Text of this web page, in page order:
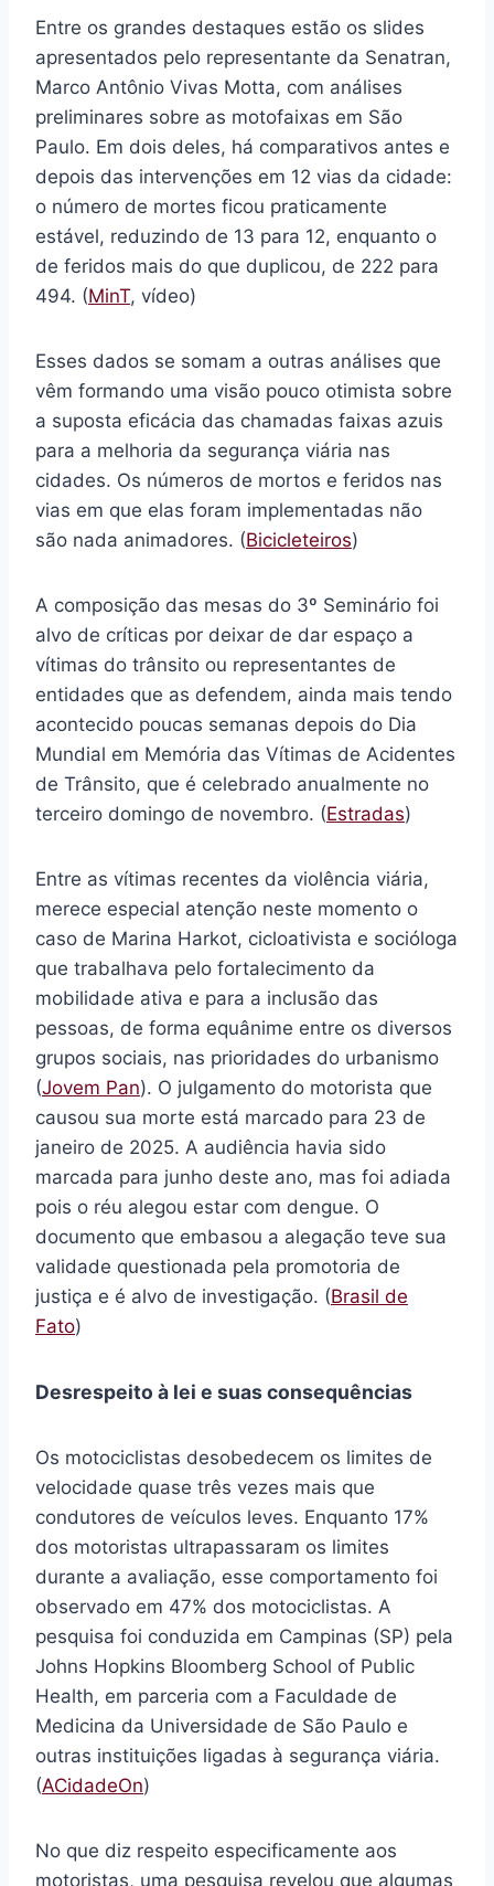
Entre os grandes destaques estão os slides
apresentados pelo representante da Senatran,
Marco Antônio Vivas Motta, com análises
preliminares sobre as motofaixas em São
Paulo. Em dois deles, há comparativos antes e
depois das intervenções em 12 vias da cidade:
o número de mortes ficou praticamente
estável, reduzindo de 13 para 12, enquanto o
de feridos mais do que duplicou, de 222 para
494. (MinT, vídeo)
Esses dados se somam a outras análises que
vêm formando uma visão pouco otimista sobre
a suposta eficácia das chamadas faixas azuis
para a melhoria da segurança viária nas
cidades. Os números de mortos e feridos nas
vias em que elas foram implementadas não
são nada animadores. (Bicicleteiros)
A composição das mesas do 3º Seminário foi
alvo de críticas por deixar de dar espaço a
vítimas do trânsito ou representantes de
entidades que as defendem, ainda mais tendo
acontecido poucas semanas depois do Dia
Mundial em Memória das Vítimas de Acidentes
de Trânsito, que é celebrado anualmente no
terceiro domingo de novembro. (Estradas)
Entre as vítimas recentes da violência viária,
merece especial atenção neste momento o
caso de Marina Harkot, cicloativista e socióloga
que trabalhava pelo fortalecimento da
mobilidade ativa e para a inclusão das
pessoas, de forma equânime entre os diversos
grupos sociais, nas prioridades do urbanismo
(Jovem Pan). O julgamento do motorista que
causou sua morte está marcado para 23 de
janeiro de 2025. A audiência havia sido
marcada para junho deste ano, mas foi adiada
pois o réu alegou estar com dengue. O
documento que embasou a alegação teve sua
validade questionada pela promotoria de
justiça e é alvo de investigação. (Brasil de
Fato)
Desrespeito à lei e suas consequências
Os motociclistas desobedecem os limites de
velocidade quase três vezes mais que
condutores de veículos leves. Enquanto 17%
dos motoristas ultrapassaram os limites
durante a avaliação, esse comportamento foi
observado em 47% dos motociclistas. A
pesquisa foi conduzida em Campinas (SP) pela
Johns Hopkins Bloomberg School of Public
Health, em parceria com a Faculdade de
Medicina da Universidade de São Paulo e
outras instituições ligadas à segurança viária.
(ACidadeOn)
No que diz respeito especificamente aos
motoristas, uma pesquisa revelou que algumas